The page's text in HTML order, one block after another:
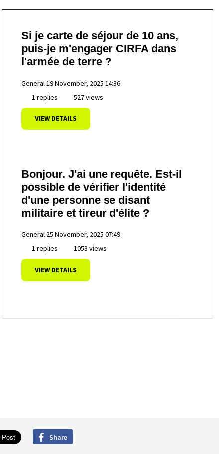
Si je carte de séjour de 10 ans,
puis-je m'engager CIRFA dans
l'armée de terre ?
General19 November, 2025 14:36
1 replies
527 views
VIEW DETAILS
Bonjour. J'ai une requête. Est-il
possible de vérifier l'identité
d'une personne se disant
militaire et tireur d'élite ?
General 25 November, 2025 07:49
1 replies
1053 views
VIEW DETAILS
Share